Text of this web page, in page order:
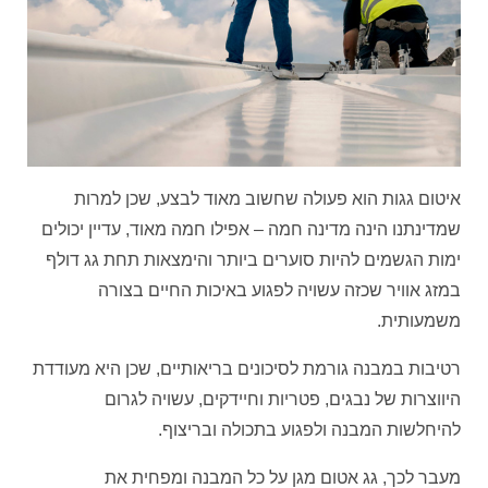
איטום גגות הוא פעולה שחשוב מאוד לבצע, שכן למרות
שמדינתנו הינה מדינה חמה – אפילו חמה מאוד, עדיין יכולים
ימות הגשמים להיות סוערים ביותר והימצאות תחת גג דולף
במזג אוויר שכזה עשויה לפגוע באיכות החיים בצורה
משמעותית.
רטיבות במבנה גורמת לסיכונים בריאותיים, שכן היא מעודדת
היווצרות של נבגים, פטריות וחיידקים, עשויה לגרום
להיחלשות המבנה ולפגוע בתכולה ובריצוף.
מעבר לכך, גג אטום מגן על כל המבנה ומפחית את